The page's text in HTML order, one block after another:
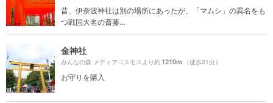
昔、伊奈波神社は別の場所にあったが、「マムシ」の異名をも
つ戦国大名の斎藤...
金神社
みんなの森 メディアコスモスより約1210m （徒歩21分）
お守りを購入